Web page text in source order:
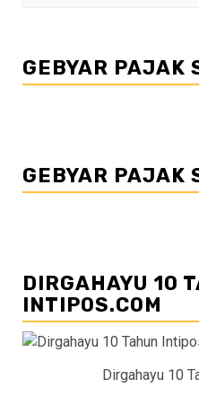
GEBYAR PAJAK
GEBYAR PAJAK
DIRGAHAYU 10
INTIPOS.COM
Dirgahayu 10